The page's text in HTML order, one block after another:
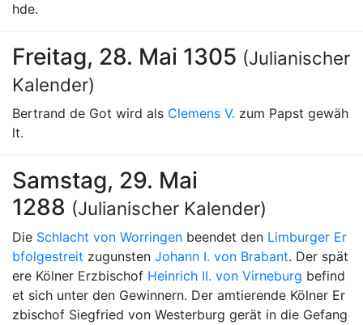
hde.
Freitag, 28. Mai 1305 (Julianischer
Kalender)
Bertrand de Got wird als Clemens V. zum Papst gewäh
lt.
Samstag, 29. Mai
1288 (Julianischer Kalender)
Die Schlacht von Worringen beendet den Limburger Er
bfolgestreit zugunsten Johann I. von Brabant. Der spät
ere Kölner Erzbischof Heinrich II. von Virneburg befind
et sich unter den Gewinnern. Der amtierende Kölner Er
zbischof Siegfried von Westerburg gerät in die Gefang